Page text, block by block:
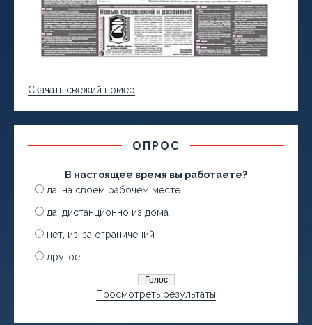
Скачать свежий номер
ОПРОС
В настоящее время вы работаете?
да, на своем рабочем месте
да, дистанционно из дома
нет, из-за ограничений
другое
Просмотреть результаты